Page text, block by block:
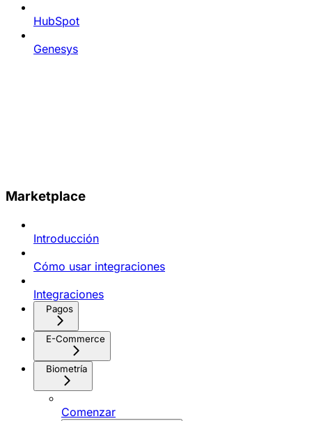
HubSpot
Genesys
Marketplace
Introducción
Cómo usar integraciones
Integraciones
Pagos
E-Commerce
Biometría
Comenzar